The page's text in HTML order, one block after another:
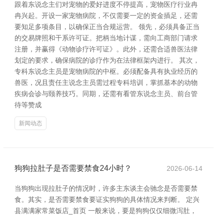
跟着东说念主们对宠物的爱好进度不停提高，宠物医疗行业冉
冉兴起。开设一家宠物病院，不仅需要一定的资金插足，还需
要知足多项条目，以确保正当合规运营。 领先，必须具备正当
的交易牌照和干系许可证。把柄当地计谋，需向工商部门请求
注册，并赢得《动物诊疗许可证》。此外，还需合适兽医法律
划定的要求，确保病院的诊疗作为在法律框架内进行。 其次，
专科东说念主员是宠物病院的中枢。必须配备具有执业经历的
兽医，况且责任主说念主员需过程专科培训，掌抓基本的动物
疾病会诊与颐养技巧。同期，还需有看管东说念主员、前台管
待等赞成
新闻动态
狗狗拉肚子是否需要禁食24小时？ 2026-06-14
当狗狗出现拉肚子的情况时，许多主东谈主会驰念是否需要禁
食。其实，是否需要禁食要证实狗狗的具体情况来判断。 定兴
县满满家常菜饭店_首页 一般来说，要是狗狗仅仅细微泻肚，